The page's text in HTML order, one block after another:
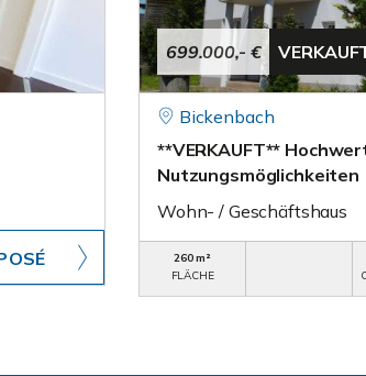
699.000,- €
Bickenbach
**VERKAUFT**
Nutzungsmöglichkeiten
Wohn- / Geschäftshaus
260 m²
FLÄCHE